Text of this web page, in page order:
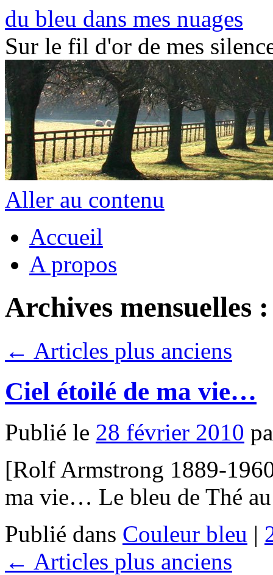
du bleu dans mes nuages
Sur le fil d'or de mes
Aller au contenu
Accueil
A propos
Archives mensuelles
← Articles plus anciens
Ciel étoilé de ma vie…
Publié le 28 février 2010
[Rolf Armstrong 1889-
ma vie… Le bleu de Thé
Publié dans Couleur bleu |
← Articles plus anciens